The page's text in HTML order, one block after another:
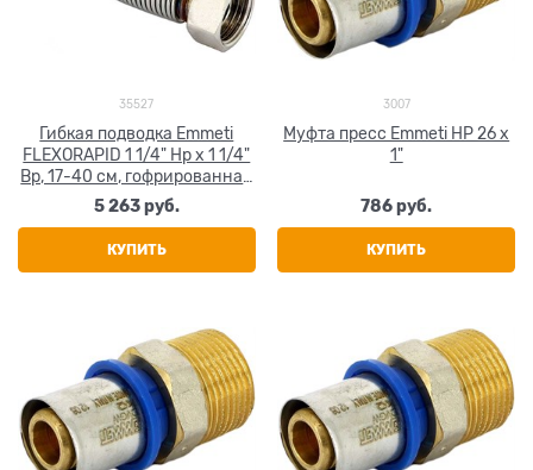
35527
Гибкая подводка Emmeti
FLEXORAPID 1 1/4" Нр х 1 1/4"
Вр, 17-40 см, гофрированная
нержавеющая сталь
5 263 руб.
КУПИТЬ
3007
Муфта пресс Emmeti НР 26 х
1"
786 руб.
КУПИТЬ